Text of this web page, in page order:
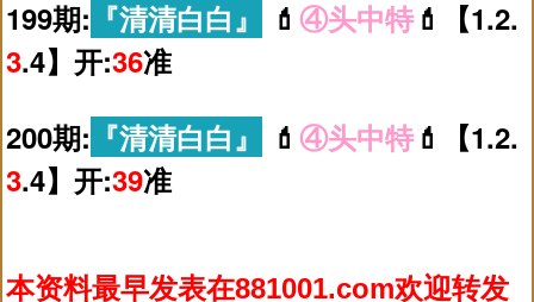
199期: 『清清白白』 💄 ④头中特💄【1.2.
3.4】开:36准
200期: 『清清白白』 💄 ④头中特💄【1.2.
3.4】开:39准
本资料最早发表在881001.com欢迎转发